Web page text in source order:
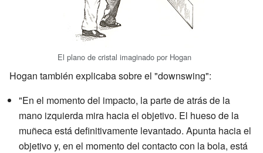
El plano de cristal imaginado por Hogan
Hogan también explicaba sobre el "downswing":
"En el momento del impacto, la parte de atrás de la
mano izquierda mira hacia el objetivo. El hueso de la
muñeca está definitivamente levantado. Apunta hacia el
objetivo y, en el momento del contacto con la bola, está